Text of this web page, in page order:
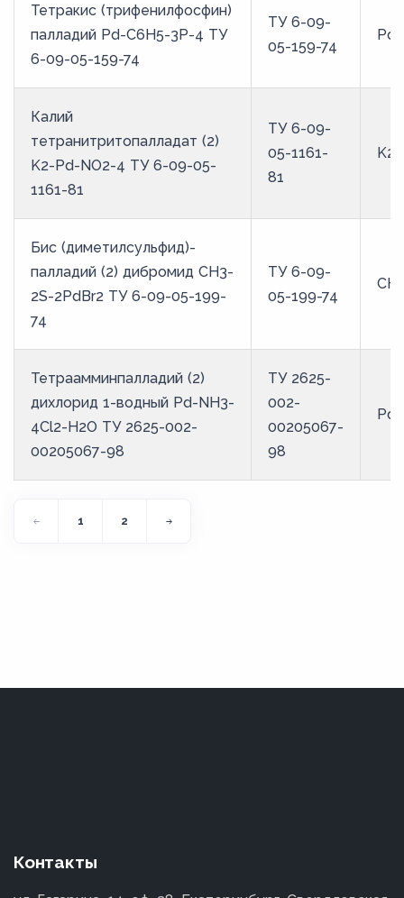
Тетракис (трифенилфосфин)
палладий Pd-C6H5-3P-4 ТУ
6-09-05-159-74
ТУ 6-09-
05-159-74
Калий
тетранитритопалладат (2)
K2-Pd-NO2-4 ТУ 6-09-05-
1161-81
ТУ 6-09-
05-1161-
81
Бис (диметилсульфид)-
палладий (2) дибромид CH3-
2S-2PdBr2 ТУ 6-09-05-199-
74
ТУ 6-09-
05-199-74
Тетраамминпалладий (2)
дихлорид 1-водный Pd-NH3-
4Cl2-H2O ТУ 2625-002-
00205067-98
ТУ 2625-
002-
00205067-
98
1 2
Контакты